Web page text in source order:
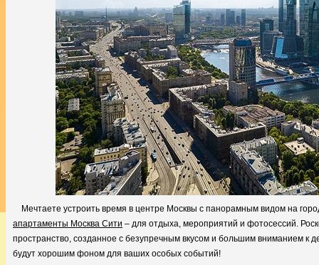
Мечтаете устроить время в центре Москвы с панорамным видом на
апартаменты Москва Сити – для отдыха, мероприятий и фотосессий.
пространство, созданное с безупречным вкусом и большим вниманием к
будут хорошим фоном для ваших особых событий!